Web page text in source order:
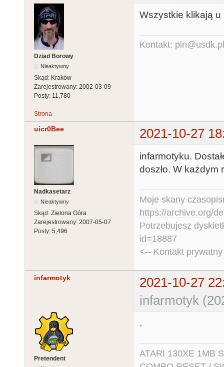
Dziad Borowy
Nieaktywny
Skąd: Kraków
Zarejestrowany: 2002-03-09
Posty: 11,780
Wszystkie klikają
Kontakt: pin@usdk.pl
Strona
uicr0Bee 2021-10-27
Nadkasetarz
Nieaktywny
Skąd: Zielona Góra
Zarejestrowany: 2007-05-07
Posty: 5,496
infarmotyku.
doszło. W
Moje skany
https://archive.org/
Potrzebujesz
id=18887
<-- Kontakt
infarmotyk
2021-10-27
infarmotyk
Pretendent
.
ATARI 130XE 1MB